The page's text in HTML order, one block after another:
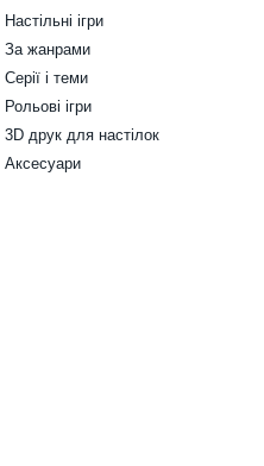
Настільні ігри
За жанрами
Серії і теми
Рольові ігри
3D друк для настілок
Аксесуари